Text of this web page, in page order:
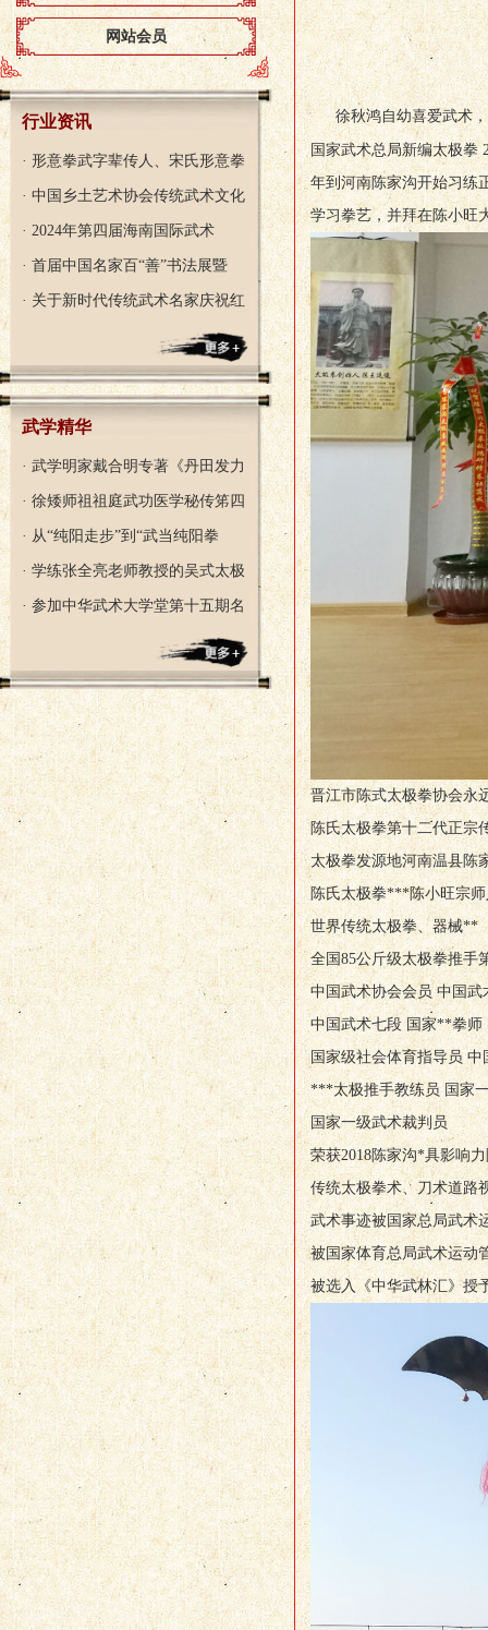
网站会员
行业资讯
· 形意拳武字辈传人、宋氏形意拳
· 中国乡土艺术协会传统武术文化
· 2024年第四届海南国际武术
· 首届中国名家百“善”书法展暨
· 关于新时代传统武术名家庆祝红
武学精华
· 武学明家戴合明专著《丹田发力
· 徐矮师祖祖庭武功医学秘传笫四
· 从“纯阳走步”到“武当纯阳拳
· 学练张全亮老师教授的吴式太极
· 参加中华武术大学堂第十五期名
徐秋鸿自幼喜爱武术，
国家武术总局新编太极拳
年到河南陈家沟开始习练
学习拳艺，并拜在陈小旺
晋江市陈式太极拳协会永
陈氏太极拳第十二代正宗
太极拳发源地河南温县陈
陈氏太极拳***陈小旺宗
世界传统太极拳、器械**
全国85公斤级太极拳推手
中国武术协会会员 中国武
中国武术七段 国家**拳师
国家级社会体育指导员
***太极推手教练员 国家
国家一级武术裁判员
荣获2018陈家沟*具影响
传统太极拳术、刀术道路
武术事迹被国家总局武术
被国家体育总局武术运动
被选入《中华武林汇》授